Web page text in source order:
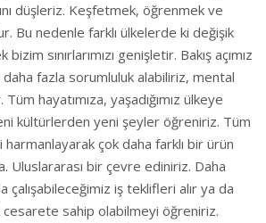
düşleriz. Keşfetmek, öğrenmek ve
Bu nedenle farklı ülkelerde ki değişik
bizim sınırlarımızı genişletir. Bakış açımız
fazla sorumluluk alabiliriz, mental
Tüm hayatımıza, yaşadığımız ülkeye
kültürlerden yeni şeyler öğreniriz. Tüm
çok daha farklı bir ürün
Uluslararası bir çevre ediniriz. Daha
iş teklifleri alır ya da
cesarete sahip olabilmeyi öğreniriz.